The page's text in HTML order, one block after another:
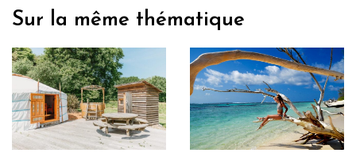
Sur la même thématique